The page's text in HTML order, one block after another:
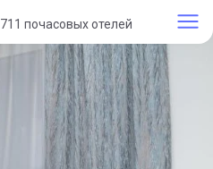
711 почасовых отелей